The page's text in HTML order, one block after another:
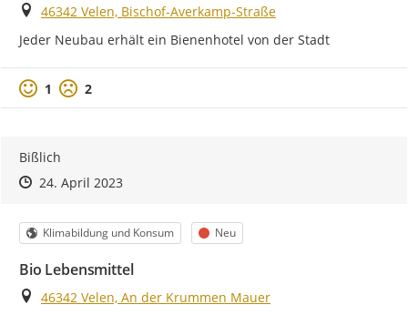
Ort
46342 Velen, Bischof-Averkamp-Straße
Jeder Neubau erhält ein Bienenhotel von der Stadt
Positive Bewertung
1 Negative Bewertung
2
Bißlich
Zeitpunkt des Erstellens
Zeitpunkt des Erstellens
24. April 2023Zur Äußerung
Kategorie
Klimabildung und Konsum Status
Neu
Bio Lebensmittel
Ort
46342 Velen, An der Krummen Mauer